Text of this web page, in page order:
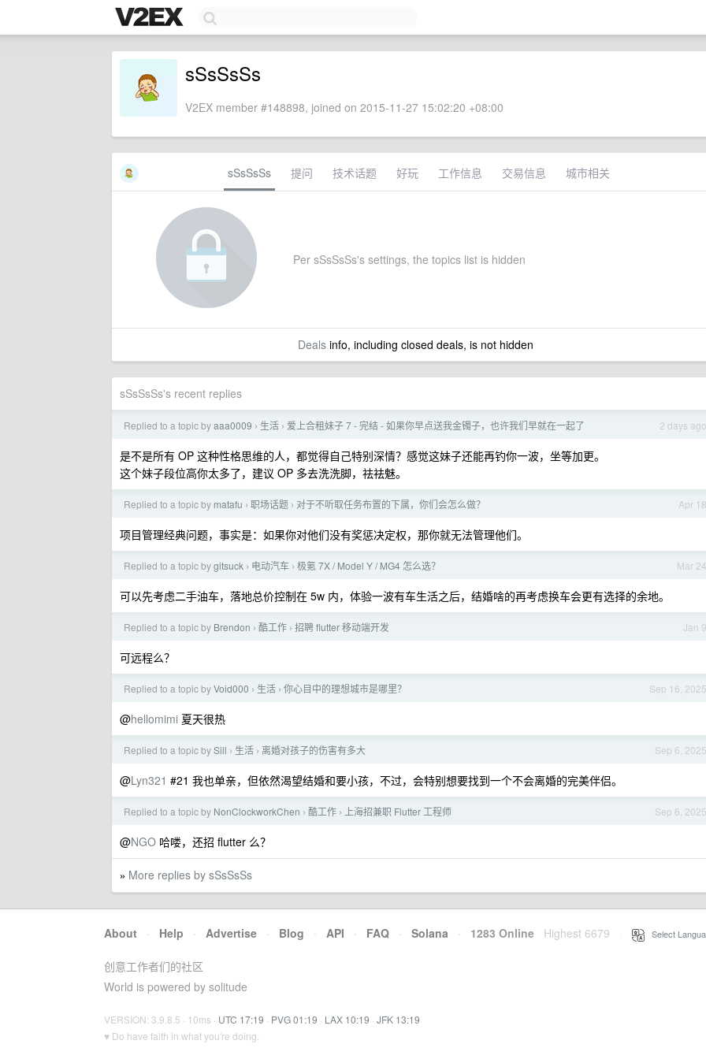
sSsSsSs
V2EX member #148898, joined on 2015-11-27 15:02:20 +08:00
sSsSsSs 提问 技术话题 好玩 工作信息 交易信息 城市相关
Per sSsSsSs's settings, the topics list is hidden
Dealsinfo, including closed deals, is not hidden
sSsSsSs's recent replies
2 days ago
Replied to a topic byaaa0009 › 生活 › 爱上合租妹子 7 - 完结 - 如果你早点送我金镯子，也许我们早就在一起了
是不是所有 OP 这种性格思维的人，都觉得自己特别深情？感觉这妹子还能再钓你一波，坐等加更。
这个妹子段位高你太多了，建议 OP 多去洗洗脚，祛祛魅。
Apr 18
Replied to a topic by matafu › 职场话题 › 对于不听取任务布置的下属，你们会怎么做？
项目管理经典问题，事实是：如果你对他们没有奖惩决定权，那你就无法管理他们。
Mar 24
Replied to a topic bygitsuck › 电动汽车 › 极氪 7X / Model Y / MG4 怎么选？
可以先考虑二手油车，落地总价控制在 5w 内，体验一波有车生活之后，结婚啥的再考虑换车会更有选择的余地。
Jan 9
Replied to a topic by Brendon › 酷工作 › 招聘 flutter 移动端开发
可远程么？
Sep 16, 2025
Replied to a topic byVoid000 › 生活 › 你心目中的理想城市是哪里？
@hellomimi 夏天很热
Sep 6, 2025
Replied to a topic bySill › 生活 › 离婚对孩子的伤害有多大
@Lyn321 #21 我也单亲，但依然渴望结婚和要小孩，不过，会特别想要找到一个不会离婚的完美伴侣。
Sep 6, 2025
Replied to a topic by NonClockworkChen › 酷工作 › 上海招兼职 Flutter 工程师
@NGO 哈喽，还招 flutter 么？
» More replies by sSsSsSs
About · Help · Advertise · Blog · API · FAQ · Solana · 1283 Online Highest 6679 Select
创意工作者们的社区
World is powered by solitude
VERSION: 3.9.8.5 · 10ms · UTC 17:19 · PVG 01:19 · LAX 10:19 · JFK 13:19
♥ Do have faith in what you're doing.